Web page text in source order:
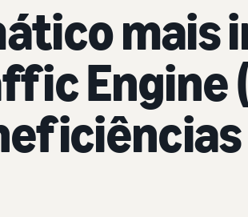
mais
Engine